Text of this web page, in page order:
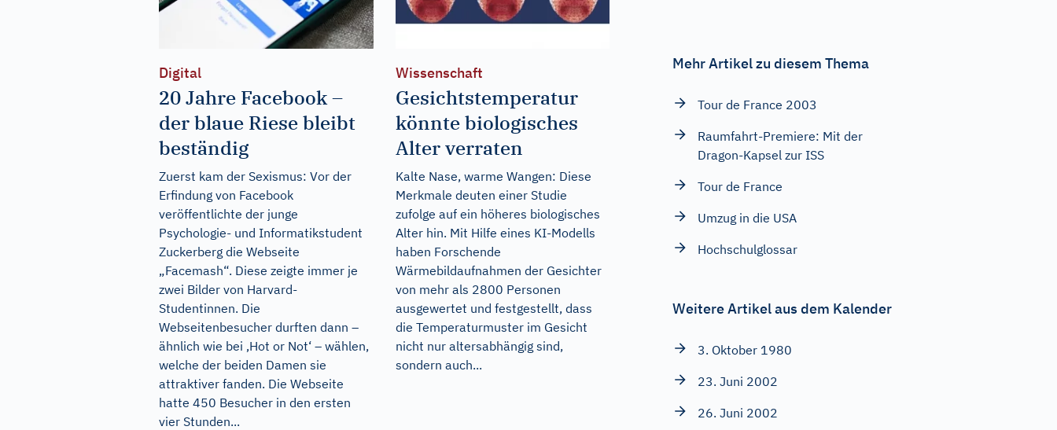
Digital
20 Jahre Facebook –
der blaue Riese bleibt
beständig
Zuerst kam der Sexismus: Vor der
Erfindung von Facebook
veröffentlichte der junge
Psychologie- und Informatikstudent
Zuckerberg die Webseite
„Facemash“. Diese zeigte immer je
zwei Bilder von Harvard-
Studentinnen. Die
Webseitenbesucher durften dann –
ähnlich wie bei ‚Hot or Not‘ – wählen,
welche der beiden Damen sie
attraktiver fanden. Die Webseite
hatte 450 Besucher in den ersten
vier Stunden...
Wissenschaft
Gesichtstemperatur
könnte biologisches
Alter verraten
Kalte Nase, warme Wangen: Diese
Merkmale deuten einer Studie
zufolge auf ein höheres biologisches
Alter hin. Mit Hilfe eines KI-Modells
haben Forschende
Wärmebildaufnahmen der Gesichter
von mehr als 2800 Personen
ausgewertet und festgestellt, dass
die Temperaturmuster im Gesicht
nicht nur altersabhängig sind,
sondern auch...
Mehr Artikel zu diesem Thema
Tour de France 2003
Raumfahrt-Premiere: Mit der
Dragon-Kapsel zur ISS
Tour de France
Umzug in die USA
Hochschulglossar
Weitere Artikel aus dem Kalender
3. Oktober 1980
23. Juni 2002
26. Juni 2002